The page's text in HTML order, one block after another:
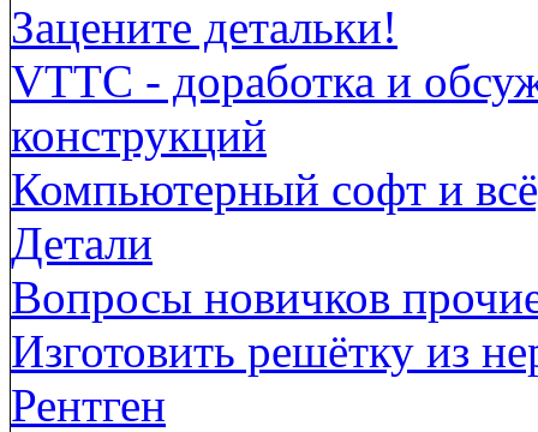
Зацените детальки!
VTTC - доработка и
конструкций
Компьютерный софт и
Детали
Вопросы новичков
Изготовить решётку из
Рентген